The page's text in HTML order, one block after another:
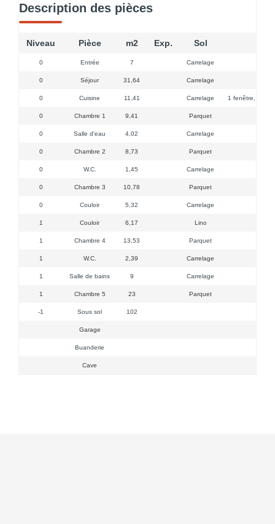
Description des pièces
Niveau Pièce m2 Exp. Sol
0 Entrée 7 Carrelage
0 Séjour 31,64 Carrelage
0 Cuisine 11,41 Carrelage 1 fenêtre,
0 Chambre 1 9,41 Parquet
0 Salle d'eau 4,02 Carrelage
0 Chambre 2 8,73 Parquet
0 W.C. 1,45 Carrelage
0 Chambre 3 10,78 Parquet
0 Couloir 5,32 Carrelage
1 Couloir 6,17 Lino
1 Chambre 4 13,53 Parquet
1 W.C. 2,39 Carrelage
1 Salle de bains 9 Carrelage
1 Chambre 5 23 Parquet
-1 Sous sol 102
Garage
Buanderie
Cave